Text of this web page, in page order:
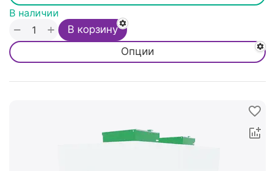
Опции
В наличии
+
− В корзину